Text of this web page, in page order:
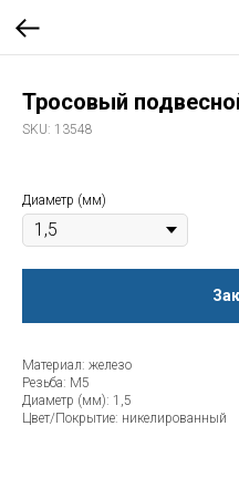
Тросовый
SKU: 13548
Диаметр (мм)
Материал: железо
Резьба: М5
Диаметр (мм): 1,5
Цвет/Покрытие: никелированный